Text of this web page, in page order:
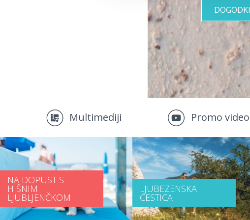
DOGODKI
Multimediji Promo video
NA DOPUST S
HIŠNIM
LJUBLJENČKOM
LJUBEZENSKA
CESTICA